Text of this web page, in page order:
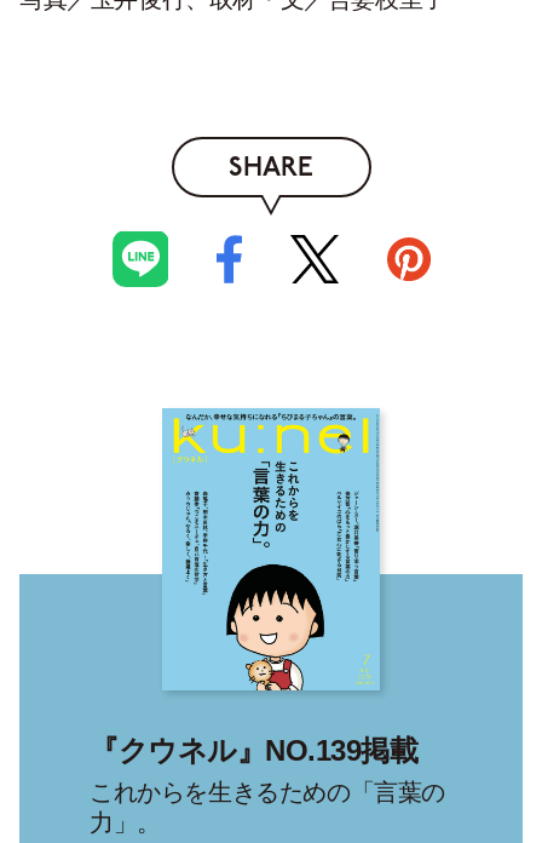
SHARE
『クウネル』NO.139掲載
これからを生きるための「言葉の
力」。